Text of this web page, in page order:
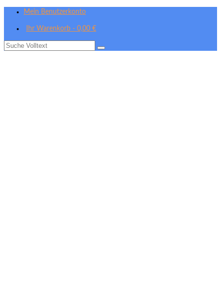
Mein Benutzerkonto
Ihr Warenkorb - 0,00 €
Suche